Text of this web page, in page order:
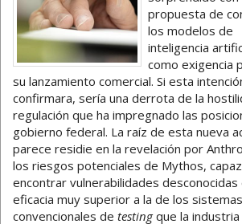
propuesta de
los modelos de
inteligencia
como exigencia
su lanzamiento comercial. Si esta
confirmara, sería una derrota de la
regulación que ha impregnado las
gobierno federal. La raíz de esta nueva
parece residie en la revelación por
los riesgos potenciales de Mythos,
encontrar vulnerabilidades desconocidas
eficacia muy superior a la de los sistemas
convencionales de testingque la industria